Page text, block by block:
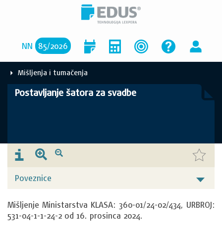
NN 85/2026
Mišljenja i tumačenja
Postavljanje šatora za svadbe
Poveznice
Mišljenje Ministarstva KLASA: 360-01/24-02/434, URBROJ:
531-04-1-1-24-2 od 16. prosinca 2024.